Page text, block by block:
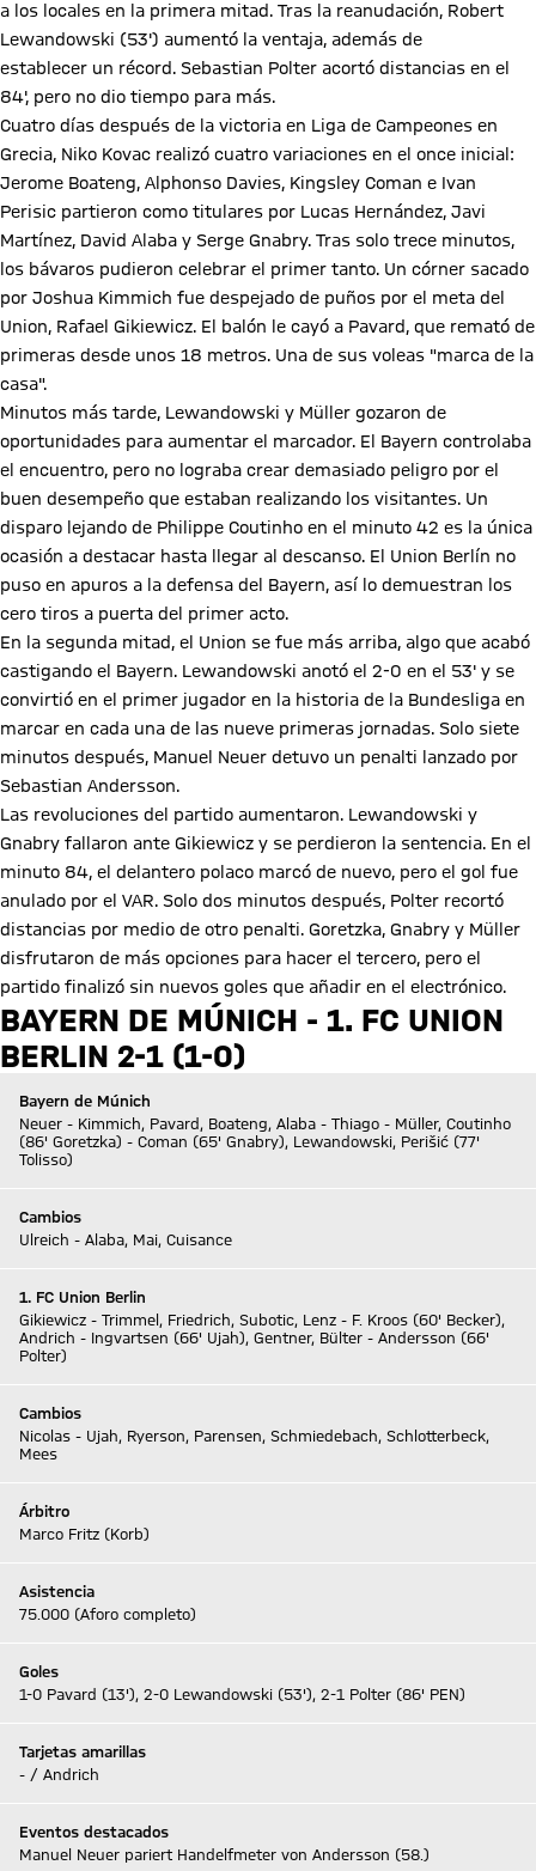
a los locales en la primera mitad. Tras la reanudación, Robert
Lewandowski (53') aumentó la ventaja, además de
establecer un récord. Sebastian Polter acortó distancias en el
84', pero no dio tiempo para más.
Cuatro días después de la victoria en Liga de Campeones en
Grecia, Niko Kovac realizó cuatro variaciones en el once inicial:
Jerome Boateng, Alphonso Davies, Kingsley Coman e Ivan
Perisic partieron como titulares por Lucas Hernández, Javi
Martínez, David Alaba y Serge Gnabry. Tras solo trece minutos,
los bávaros pudieron celebrar el primer tanto. Un córner sacado
por Joshua Kimmich fue despejado de puños por el meta del
Union, Rafael Gikiewicz. El balón le cayó a Pavard, que remató de
primeras desde unos 18 metros. Una de sus voleas "marca de la
casa".
Minutos más tarde, Lewandowski y Müller gozaron de
oportunidades para aumentar el marcador. El Bayern controlaba
el encuentro, pero no lograba crear demasiado peligro por el
buen desempeño que estaban realizando los visitantes. Un
disparo lejando de Philippe Coutinho en el minuto 42 es la única
ocasión a destacar hasta llegar al descanso. El Union Berlín no
puso en apuros a la defensa del Bayern, así lo demuestran los
cero tiros a puerta del primer acto.
En la segunda mitad, el Union se fue más arriba, algo que acabó
castigando el Bayern. Lewandowski anotó el 2-0 en el 53' y se
convirtió en el primer jugador en la historia de la Bundesliga en
marcar en cada una de las nueve primeras jornadas. Solo siete
minutos después, Manuel Neuer detuvo un penalti lanzado por
Sebastian Andersson.
Las revoluciones del partido aumentaron. Lewandowski y
Gnabry fallaron ante Gikiewicz y se perdieron la sentencia. En el
minuto 84, el delantero polaco marcó de nuevo, pero el gol fue
anulado por el VAR. Solo dos minutos después, Polter recortó
distancias por medio de otro penalti. Goretzka, Gnabry y Müller
disfrutaron de más opciones para hacer el tercero, pero el
partido finalizó sin nuevos goles que añadir en el electrónico.
BAYERN DE MÚNICH - 1. FC UNION
BERLIN 2-1 (1-0)
Bayern de Múnich
Neuer - Kimmich, Pavard, Boateng, Alaba - Thiago - Müller, Coutinho
(86' Goretzka) - Coman (65' Gnabry), Lewandowski, Perišić (77'
Tolisso)
Cambios
Ulreich - Alaba, Mai, Cuisance
1. FC Union Berlin
Gikiewicz - Trimmel, Friedrich, Subotic, Lenz - F. Kroos (60' Becker),
Andrich - Ingvartsen (66' Ujah), Gentner, Bülter - Andersson (66'
Polter)
Cambios
Nicolas - Ujah, Ryerson, Parensen, Schmiedebach, Schlotterbeck,
Mees
Árbitro
Marco Fritz (Korb)
Asistencia
75.000 (Aforo completo)
Goles
1-0 Pavard (13'), 2-0 Lewandowski (53'), 2-1 Polter (86' PEN)
Tarjetas amarillas
- / Andrich
Eventos destacados
Manuel Neuer pariert Handelfmeter von Andersson (58.)